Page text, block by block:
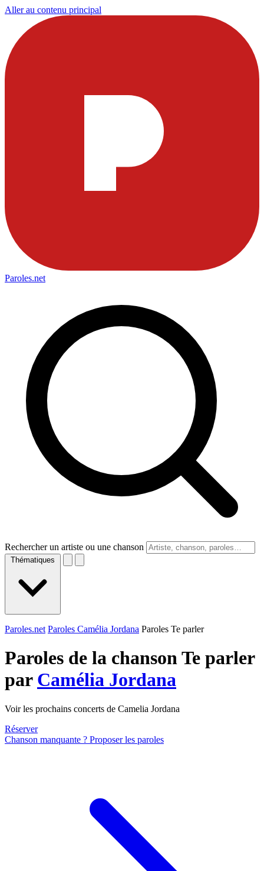
Aller au contenu principal
Paroles.net
Rechercher un artiste ou une chanson
Thématiques
Paroles.net Paroles Camélia Jordana Paroles Te parler
Paroles de la chanson Te parler
par Camélia Jordana
Voir les prochains concerts de Camelia Jordana
Réserver
Chanson manquante ? Proposer les paroles